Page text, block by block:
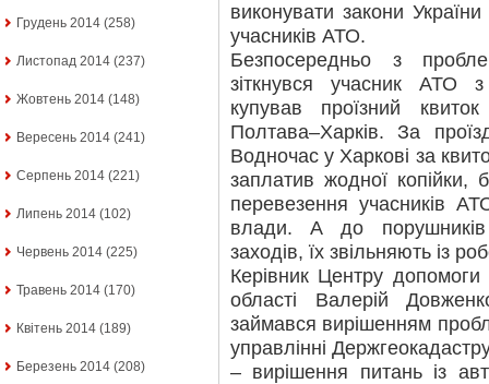
Грудень 2014 (258)
Листопад 2014 (237)
Жовтень 2014 (148)
Вересень 2014 (241)
Серпень 2014 (221)
Липень 2014 (102)
Червень 2014 (225)
Травень 2014 (170)
Квітень 2014 (189)
Березень 2014 (208)
виконувати закони
учасників АТО.
Безпосередньо з
зіткнувся учасник АТО
купував проїзний
Полтава–Харків. За
Водночас у Харкові за
заплатив жодної копійки,
перевезення учасників
влади. А до
заходів, їх звільняють із
Керівник Центру
області Валерій
займався вирішенням
управлінні
– вирішення питань із